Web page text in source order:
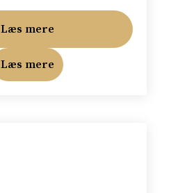
Læs mere
Læs mere